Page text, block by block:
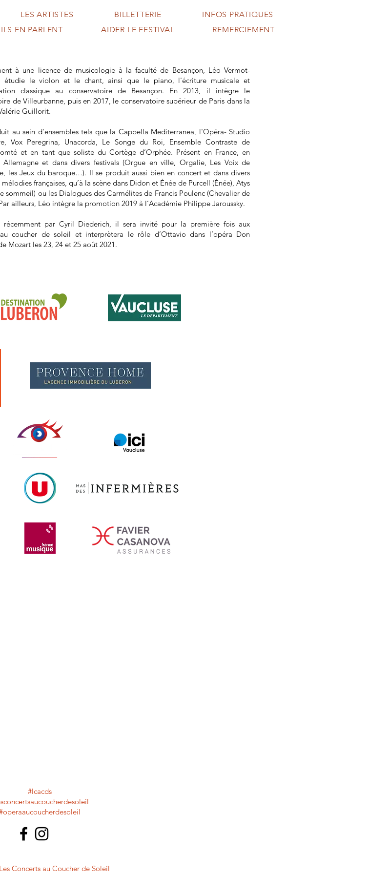
LES ARTISTES BILLETTERIE
INFOS PRATIQUES
ILS EN PARLENT AIDER LE FESTIVAL REMERCIEMENT
à une licence de musicologie à la faculté de Besançon, Léo Vermot-
étudie le violon et le chant, ainsi que le piano, l'écriture musicale et
classique au conservatoire de Besançon. En 2013, il intègre le
de Villeurbanne, puis en 2017, le conservatoire supérieur de Paris dans la
Guillorit.
au sein d'ensembles tels que la Cappella Mediterranea, l'Opéra- Studio
Vox Peregrina, Unacorda, Le Songe du Roi, Ensemble Contraste de
et en tant que soliste du Cortège d’Orphée. Présent en France, en
Allemagne et dans divers festivals (Orgue en ville, Orgalie, Les Voix de
les Jeux du baroque…). Il se produit aussi bien en concert et dans divers
françaises, qu’à la scène dans Didon et Énée de Purcell (Énée), Atys
sommeil) ou les Dialogues des Carmélites de Francis Poulenc (Chevalier de
ailleurs, Léo intègre la promotion 2019 à l’Académie Philippe Jaroussky.
récemment par Cyril Diederich, il sera invité pour la première fois aux
coucher de soleil et interprètera le rôle d’Ottavio dans l’opéra Don
Mozart les 23, 24 et 25 août 2021.
#lcacds
Concerts au Coucher de Soleil